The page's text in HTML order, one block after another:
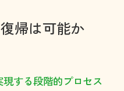
帰は可能か
する段階的プロセス